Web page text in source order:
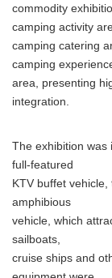
commodity
camping activity
camping catering
camping
area, presenting
integration.
The exhibition was
full-featured
KTV buffet
amphibious
vehicle, which
sailboats,
cruise ships and